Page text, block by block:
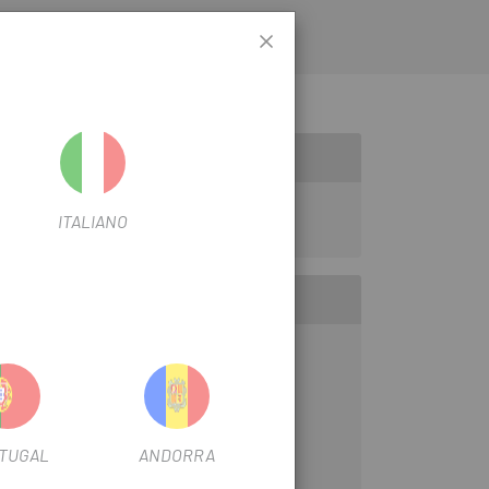
a la humitat.
condensació restant.
elèctriques, plaques de circuits, etc.).
ITALIANO
ANDORRA